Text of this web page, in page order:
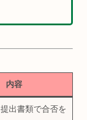
内容
提出書類で合否を